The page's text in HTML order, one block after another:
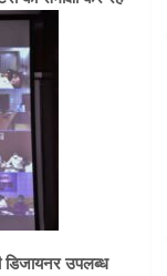
डिजायनर उपलब्ध